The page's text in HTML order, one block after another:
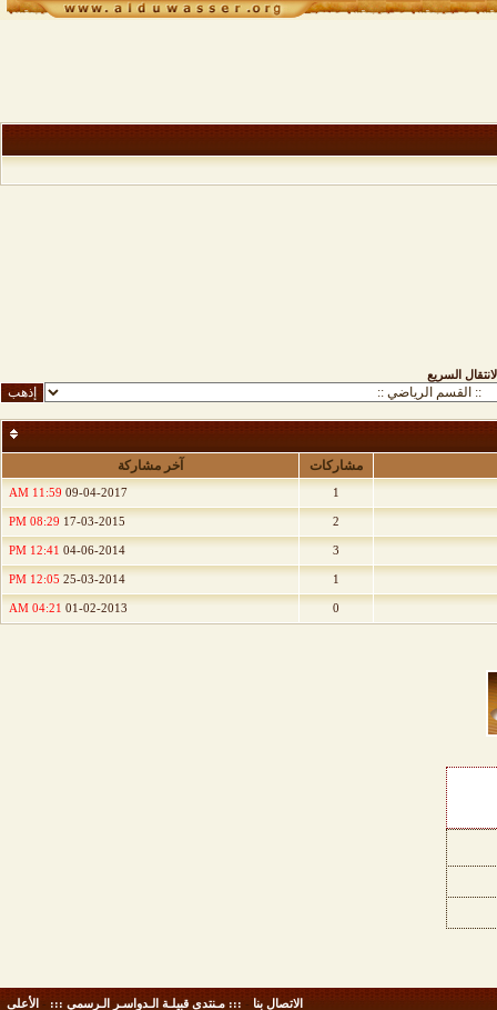
السريع
مشاركات آخر مشاركة
1
09-04-2017
11:59 AM
2
17-03-2015
08:29 PM
3
04-06-2014
12:41 PM
1
25-03-2014
12:05 PM
0
01-02-2013
04:21 AM
الاتصال بنا - ::: مـنتدى قبيلـة الـدواسـر الـرسمي ::: - الأعلى